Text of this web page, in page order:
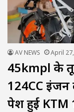
AV NEWS April
45kmpl के
124CC
पेश हुई KTM